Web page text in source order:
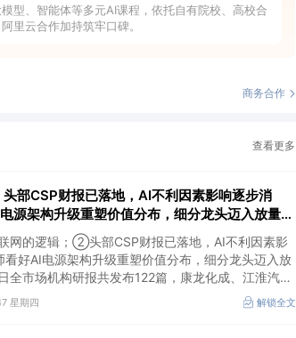
型、智能体等多元AI课程，依托自有院校、高校合
里云合作加持筑牢口碑。
商务合作
查看更多
头部CSP财报已落地，AI不利因素影响逐步消
源架构升级重塑价值分布，细分龙头迈入放量验
股互联网的逻辑
网的逻辑；②头部CSP财报已落地，AI不利因素影
看好AI电源架构升级重塑价值分布，细分龙头迈入放
市场机构研报共发布122篇，康龙化成、江淮汽车
司获得首度覆盖，其中乔锋智能获新财富分析师深
构关注度排行中，华峰化学首次上榜，前五名依次
星期四 解锁全文